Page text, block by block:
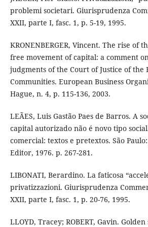
problemi societari. Giurisprudenza
XXII, parte I, fasc. 1, p. 5-19, 1995.
KRONENBERGER, Vincent. The rise of
free movement of capital: a comment
judgments of the Court of Justice of the
Communities. European Business
Hague, n. 4, p. 115-136, 2003.
LEÃES, Luis Gastão Paes de Barros. A
capital autorizado não é novo tipo
comercial: textos e pretextos. São
Editor, 1976. p. 267-281.
LIBONATI, Berardino. La faticosa
privatizzazioni. Giurisprudenza
XXII, parte I, fasc. 1, p. 20-76, 1995.
LLOYD, Tracey; ROBERT, Gavin.